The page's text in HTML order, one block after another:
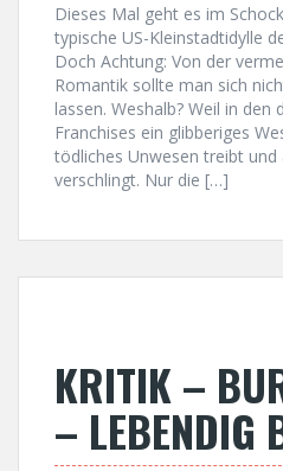
Dieses Mal geht es im
typische US-Kleinstadtidylle
Doch Achtung: Von der
Romantik sollte man sich
lassen. Weshalb? Weil in den
Franchises ein glibberiges
tödliches Unwesen treibt
verschlingt. Nur die […]
KRITIK –
– LEBENDIG